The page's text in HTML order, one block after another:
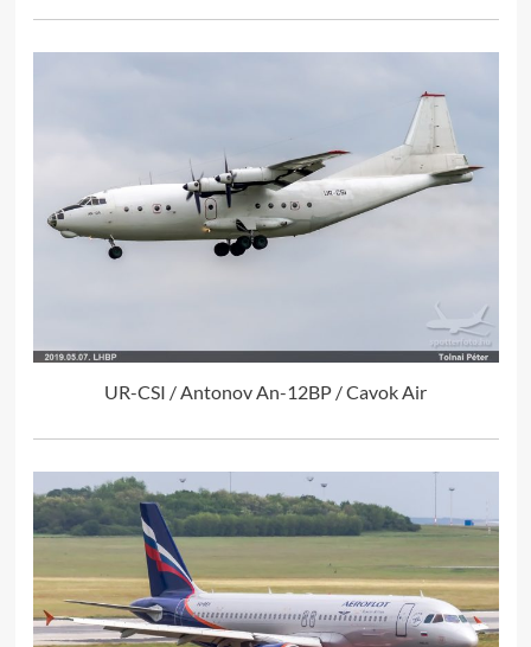
UR-CSI / Antonov An-12BP / Cavok Air